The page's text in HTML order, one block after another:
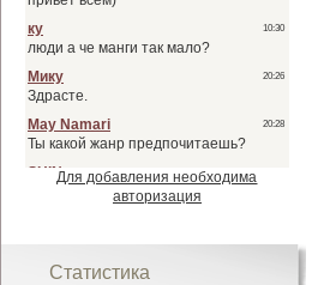
Для добавления необходима
авторизация
Статистика